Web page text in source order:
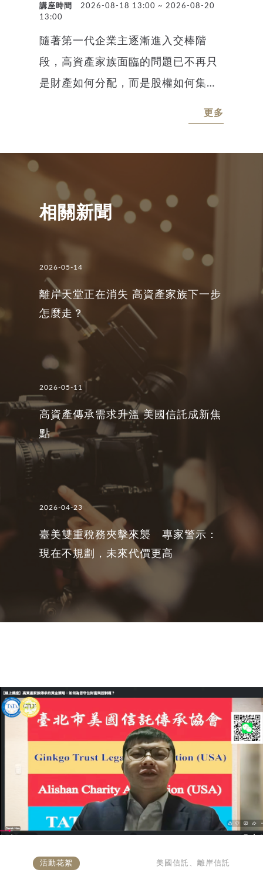
講座時間
2026-08-18 13:00 ~ 2026-08-20
13:00
隨著第一代企業主逐漸進入交棒階
段，高資產家族面臨的問題已不再只
是財產如何分配，而是股權如何集
安排，以及跨境家族成員如何在不同
族雖持續強化投資與資產配置能力，
但在治理架構、接班安排及下一代參
與上，仍普遍存在待補強之缺口。 講
座目的 為協助高資產家族整合股權治
理、信託架構與稅務規劃，建立穩健
傳承方案，安致勤資集團特別舉辦本
次「高資產家族傳承的黃金策略」講
座，同時也是台商《跨境傳承與節稅
致富》新書發表會，由呂旭明會計師
與專業律師會計師團隊第一手解析。
講座將帶您： • 就家族企業股權、公
司架構調整，釐清出與台灣信託之整
合方向 • 理解家族信託於跨境資產持
有、家族治理及世代傳承中的應用方
式 • 辨識家族信託結合 BVI 控股架
構時，因稅務身分、資產持有方式、
控制權安排、受益分配所產生之主要
風險。 講座核心議題 • 以閉鎖性公
司、台灣信託架構規劃為台灣家族企
業股權傳承之工具 • 跨境家族信託架
構與高資產家族財富傳承策略 • BVI
業顧問網絡 • 國籍與稅籍規劃：降低
跨境稅務、政治環境與資產流動風險
適合參加對象 • 持有公司股權、不動
產、境外公司、海外帳戶或投資資產
之高資產家族 • 已設立或正考慮設立
台灣信託、境外信託、美國信託之家
族 • 正在思考二代接班、股權集中、
業主 • 家族成員具有美國公民、綠
更多
相關新聞
2026-05-14
離岸天堂正在消失 高資產家族下一步
怎麼走？
2026-05-11
高資產傳承需求升溫 美國信託成新焦
點
2026-04-23
臺美雙重稅務夾擊來襲 專家警示：
現在不規劃，未來代價更高
活動花絮 美國信託、離岸信託